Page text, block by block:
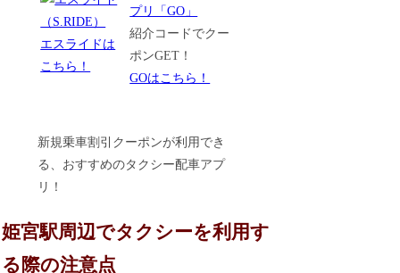
エスライドは
こちら！
紹介コードでクー
ポンGET！
GOはこちら！
新規乗車割引クーポンが利用でき
る、おすすめのタクシー配車アプ
リ！
姫宮駅周辺でタクシーを利用す
る際の注意点